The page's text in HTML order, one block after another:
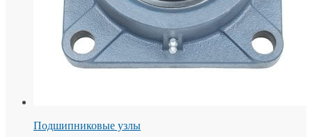
Подшипниковые узлы